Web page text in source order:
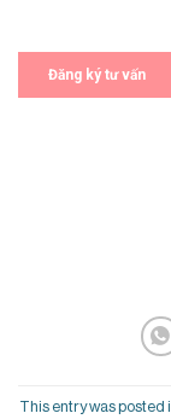
This entry was posted